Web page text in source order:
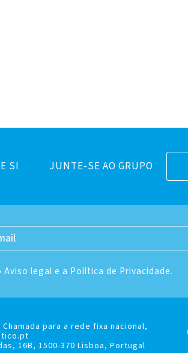
SI JUNTE-SE AO GRUPO
legal e a Política de Privacidade.
Chamada para a rede fixa nacional,
16B, 1500-370 Lisboa, Portugal